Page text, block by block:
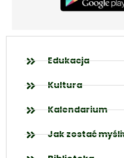
Edukacja
Kultura
Kalendarium
Jak zostać